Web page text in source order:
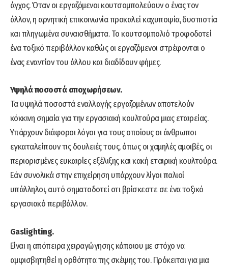
άγχος. Όταν οι εργαζόμενοι κουτσομπολεύουν ο ένας τον
άλλον, η αρνητική επικοινωνία προκαλεί καχυποψία, δυσπιστία
και πληγωμένα συναισθήματα. Το κουτσομπολιό τροφοδοτεί
ένα τοξικό περιβάλλον καθώς οι εργαζόμενοι στρέφονται ο
ένας εναντίον του άλλου και διαδίδουν φήμες.
Υψηλά ποσοστά αποχωρήσεων.
Τα υψηλά ποσοστά εναλλαγής εργαζομένων αποτελούν
κόκκινη σημαία για την εργασιακή κουλτούρα μιας εταιρείας.
Υπάρχουν διάφοροι λόγοι για τους οποίους οι άνθρωποι
εγκαταλείπουν τις δουλειές τους, όπως οι χαμηλές αμοιβές, οι
περιορισμένες ευκαιρίες εξέλιξης και κακή εταιρική κουλτούρα.
Εάν συνολικά στην επιχείρηση υπάρχουν λίγοι παλιοί
υπάλληλοι, αυτό σηματοδοτεί οτι βρίσκεστε σε ένα τοξικό
εργασιακό περιβάλλον.
Gaslighting.
Είναι η απόπειρα χειραγώγησης κάποιου με στόχο να
αμφισβητηθεί η ορθότητα της σκέψης του. Πρόκειται για μια